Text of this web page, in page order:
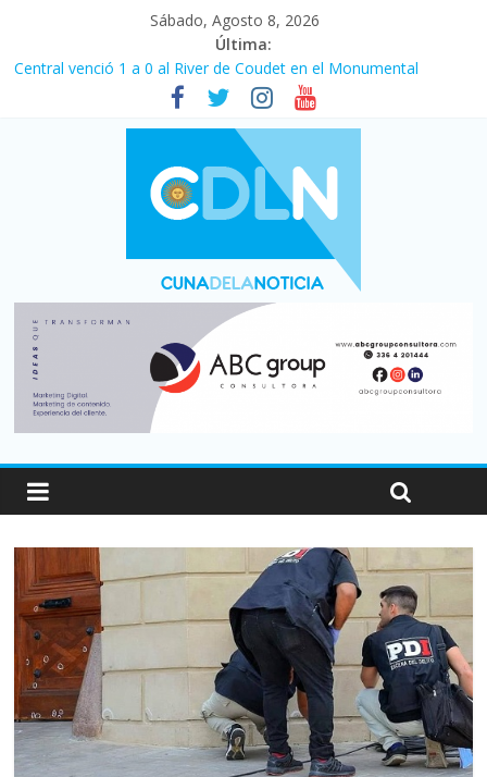
Sábado, Agosto 8, 2026
Última:
Central venció 1 a 0 al River de Coudet en el Monumental
La morosidad alcanzó su nivel más alto en dos décadas y ya
afecta a 400 mil deudores en Santa Fe
Desde que asumió Milei cerraron 41.000 kioscos: el sector
denuncia crisis como en 2001
Vacaciones de invierno con más movimiento y consumo
turístico: 4,6 millones de personas viajaron por el país, un 5,9%
Fuerte caída de la venta de autos usados en julio: bajó un 12,6%